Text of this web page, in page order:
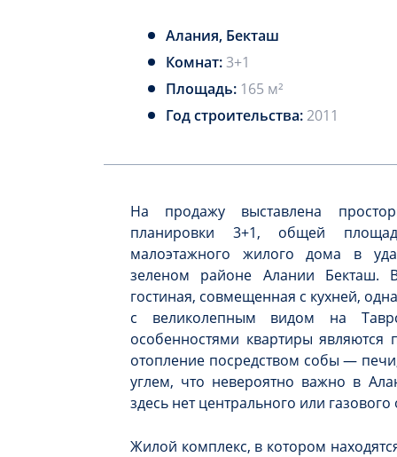
Алания, Бекташ
Комнат:3+1
Площадь: 165 м²
Год строительства:2011
На продажу выставлена
планировки 3+1, общей
малоэтажного жилого дома в
зеленом районе Алании Бекташ.
гостиная, совмещенная с кухней,
с великолепным видом на
особенностями квартиры являются
отопление посредством собы —
углем, что невероятно важно в
здесь нет центрального или
Жилой комплекс, в котором